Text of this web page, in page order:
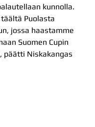
kunnolla.
Puolasta
jossa haastamme
Suomen Cupin
päätti Niskakangas